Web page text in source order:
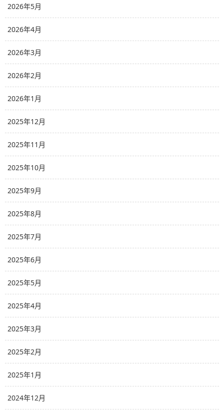
2026年5月
2026年4月
2026年3月
2026年2月
2026年1月
2025年12月
2025年11月
2025年10月
2025年9月
2025年8月
2025年7月
2025年6月
2025年5月
2025年4月
2025年3月
2025年2月
2025年1月
2024年12月